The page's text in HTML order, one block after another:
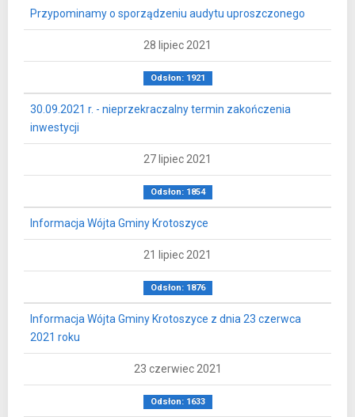
Przypominamy o sporządzeniu audytu uproszczonego
28 lipiec 2021
Odsłon: 1921
30.09.2021 r. - nieprzekraczalny termin zakończenia
inwestycji
27 lipiec 2021
Odsłon: 1854
Informacja Wójta Gminy Krotoszyce
21 lipiec 2021
Odsłon: 1876
Informacja Wójta Gminy Krotoszyce z dnia 23 czerwca
2021 roku
23 czerwiec 2021
Odsłon: 1633